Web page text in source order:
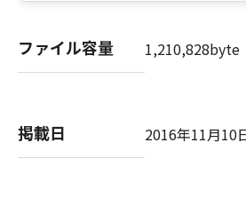
terms are used in 48 C.F.R.
Consistent with 48 C.F.R.
the SOFTWARE with only
forth herein. The manufacturer
ファイル容量 1,210,828byte
掲載日 2016年11月10